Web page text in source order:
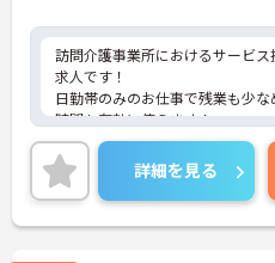
訪問介護事業所におけるサービ
求人です！
日勤帯のみのお仕事で残業も少な
時間も有効に使えます！
ご興味ある方には、面接のポイ
細をお話致しますのでお気軽にご
詳細を見る